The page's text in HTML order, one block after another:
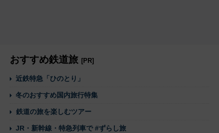
おすすめ鉄道旅 [PR]
近鉄特急「ひのとり」
冬のおすすめ国内旅行特集
鉄道の旅を楽しむツアー
JR・新幹線・特急列車で #ずらし旅